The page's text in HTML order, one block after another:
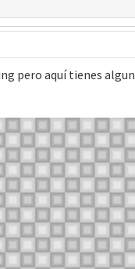
pero aquí tienes